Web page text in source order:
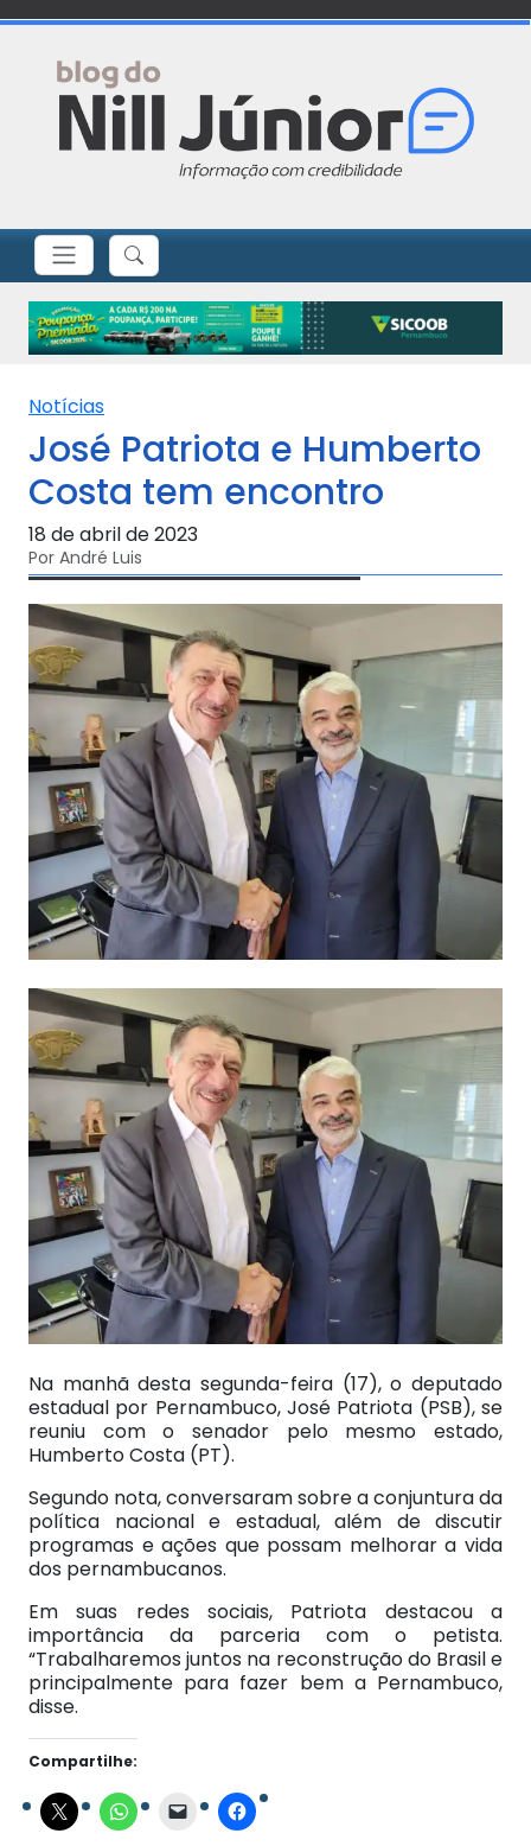
Notícias
José Patriota e Humberto
Costa tem encontro
18 de abril de 2023
Por André Luis
Na manhã desta segunda-feira (17), o deputado
estadual por Pernambuco, José Patriota (PSB), se
reuniu com o senador pelo mesmo estado,
Humberto Costa (PT).
Segundo nota, conversaram sobre a conjuntura da
política nacional e estadual, além de discutir
programas e ações que possam melhorar a vida
dos pernambucanos.
Em suas redes sociais, Patriota destacou a
importância da parceria com o petista.
“Trabalharemos juntos na reconstrução do Brasil e
principalmente para fazer bem a Pernambuco,
disse.
Compartilhe: